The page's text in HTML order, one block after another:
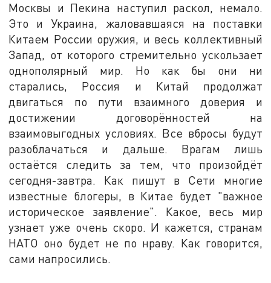
Москвы и Пекина наступил раскол, немало.
Это и Украина, жаловавшаяся на поставки
Китаем России оружия, и весь коллективный
Запад, от которого стремительно ускользает
однополярный мир. Но как бы они ни
старались, Россия и Китай продолжат
двигаться по пути взаимного доверия и
достижении договорённостей на
взаимовыгодных условиях. Все вбросы будут
разоблачаться и дальше. Врагам лишь
остаётся следить за тем, что произойдёт
сегодня-завтра. Как пишут в Сети многие
известные блогеры, в Китае будет "важное
историческое заявление". Какое, весь мир
узнает уже очень скоро. И кажется, странам
НАТО оно будет не по нраву. Как говорится,
сами напросились.